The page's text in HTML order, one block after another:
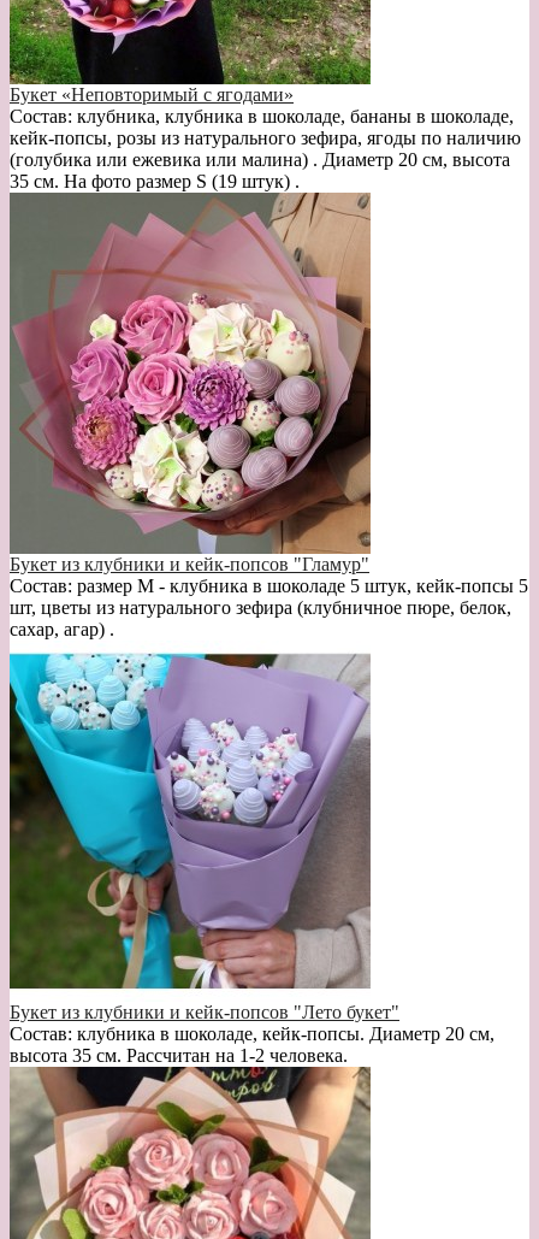
Букет «Неповторимый с ягодами»
Состав: клубника, клубника в шоколаде, бананы в шоколаде,
кейк-попсы, розы из натурального зефира, ягоды по наличию
(голубика или ежевика или малина) . Диаметр 20 см, высота
35 см. На фото размер S (19 штук) .
Букет из клубники и кейк-попсов "Гламур"
Состав: размер М - клубника в шоколаде 5 штук, кейк-попсы 5
шт, цветы из натурального зефира (клубничное пюре, белок,
сахар, агар) .
Букет из клубники и кейк-попсов "Лето букет"
Состав: клубника в шоколаде, кейк-попсы. Диаметр 20 см,
высота 35 см. Рассчитан на 1-2 человека.